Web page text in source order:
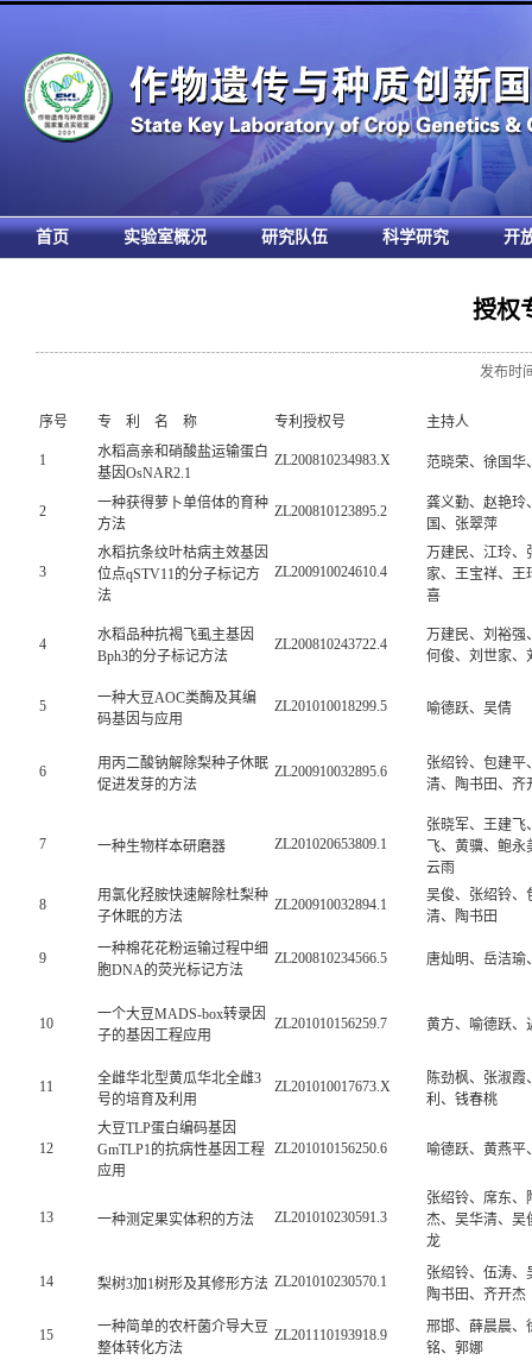
首页 实验室概况 研究队伍 科学研究 开
授权
发布时
序号 专 利 名 称 专利授权号 主持人
1
水稻高亲和硝酸盐运输蛋白
基因OsNAR2.1
ZL200810234983.X 范晓荣、徐国华
2
一种获得萝卜单倍体的育种
方法
ZL200810123895.2
龚义勤、赵艳玲
国、张翠萍
3
水稻抗条纹叶枯病主效基因
位点qSTV11的分子标记方
法
ZL200910024610.4
万建民、江玲、
家、王宝祥、王
喜
4
水稻品种抗褐飞虱主基因
Bph3的分子标记方法
ZL200810243722.4
万建民、刘裕强
何俊、刘世家、
5
一种大豆AOC类酶及其编
码基因与应用
ZL201010018299.5 喻德跃、吴倩
6
用丙二酸钠解除梨种子休眠
促进发芽的方法
ZL200910032895.6
张绍铃、包建平
清、陶书田、齐
7 一种生物样本研磨器 ZL201020653809.1
张晓军、王建飞
飞、黄骥、鲍
云雨
8
用氯化羟胺快速解除杜梨种
子休眠的方法
ZL200910032894.1
吴俊、张绍铃、
清、陶书田
9
一种棉花花粉运输过程中细
胞DNA的荧光标记方法
ZL200810234566.5 唐灿明、岳洁瑜
10
一个大豆MADS-box转录因
子的基因工程应用
ZL201010156259.7 黄方、喻德跃、
11
全雌华北型黄瓜华北全雌3
号的培育及利用
ZL201010017673.X
陈劲枫、张淑霞
利、钱春桃
12
大豆TLP蛋白编码基因
GmTLP1的抗病性基因工程
应用
ZL201010156250.6 喻德跃、黄燕平
13 一种测定果实体积的方法 ZL201010230591.3
张绍铃、席东、
杰、吴华清、吴
龙
14 梨树3加1树形及其修形方法 ZL201010230570.1
张绍铃、伍涛、
陶书田、齐开杰
15
一种简单的农杆菌介导大豆
整体转化方法
ZL201110193918.9
邢邯、薛晨晨、
铭、郭娜